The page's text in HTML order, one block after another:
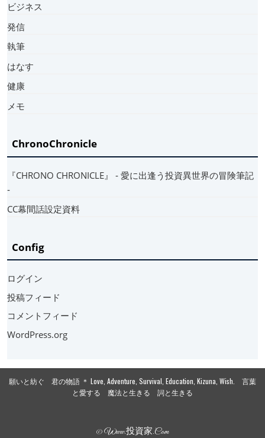
ビジネス
発信
執筆
はなす
健康
メモ
ChronoChronicle
『CHRONO CHRONICLE』 ‐ 愛に出逢う投資異世界の冒険筆記
‐
CC幕間話設定資料
Config
ログイン
投稿フィード
コメントフィード
WordPress.org
願いと紡ぐ 君の物語 ＊ Love, Adventure, Survival, Education, Kizuna, Wish. 言葉
と愛する 魔法と生きる 詞と生きる
© Www.投資家.com